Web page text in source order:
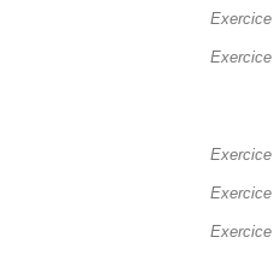
Exercice
Exercice
Exercice
Exercice
Exercice